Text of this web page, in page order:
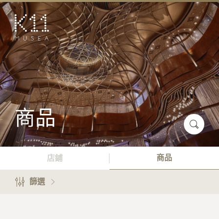
EN 简
藝術及文化
店鋪
美饌
活動
優惠及推廣
預訂K11 Experience
到訪
商品
店鋪 商品
篩選